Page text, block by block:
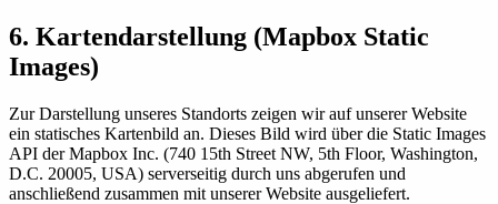
6. Kartendarstellung (Mapbox Static
Images)
Zur Darstellung unseres Standorts zeigen wir auf unserer Website
ein statisches Kartenbild an. Dieses Bild wird über die Static Images
API der Mapbox Inc. (740 15th Street NW, 5th Floor, Washington,
D.C. 20005, USA) serverseitig durch uns abgerufen und
anschließend zusammen mit unserer Website ausgeliefert.